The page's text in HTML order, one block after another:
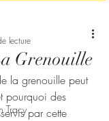
Tracy
Grenouille
lecture
pourquoi des
par cette